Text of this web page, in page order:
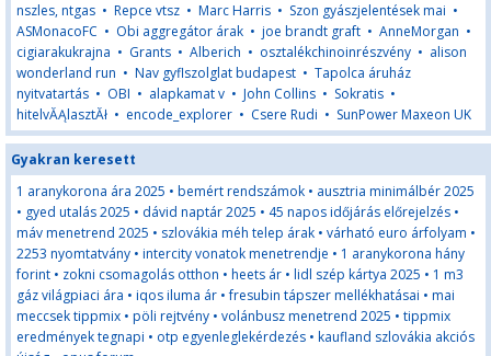
nszles, ntgas • Repce vtsz • Marc Harris • Szon gyászjelentések mai •
ASMonacoFC • Obi aggregátor árak • joe brandt graft • AnneMorgan •
cigiarakukrajna • Grants • Alberich • osztalékchinoinrészvény • alison
wonderland run • Nav gyflszolglat budapest • Tapolca áruház
nyitvatartás • OBI • alapkamat v • John Collins • Sokratis •
hitelvĂĄlasztĂł • encode_explorer • Csere Rudi • SunPower Maxeon UK
Gyakran keresett
1 aranykorona ára 2025 • bemért rendszámok • ausztria minimálbér 2025
• gyed utalás 2025 • dávid naptár 2025 • 45 napos időjárás előrejelzés •
máv menetrend 2025 • szlovákia méh telep árak • várható euro árfolyam •
2253 nyomtatvány • intercity vonatok menetrendje • 1 aranykorona hány
forint • zokni csomagolás otthon • heets ár • lidl szép kártya 2025 • 1 m3
gáz világpiaci ára • iqos iluma ár •fresubin tápszer mellékhatásai • mai
meccsek tippmix • pöli rejtvény • volánbusz menetrend 2025 • tippmix
eredmények tegnapi • otp egyenleglekérdezés • kaufland szlovákia akciós